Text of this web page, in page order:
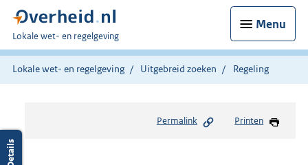
Menu
U
bent
hier:
Lokale wet- en regelgeving
Lokale wet- en regelgeving Uitgebreid zoeken Regeling
Permalink Printen